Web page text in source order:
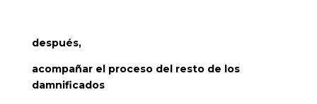
después,
acompañar el proceso del resto de los
damnificados